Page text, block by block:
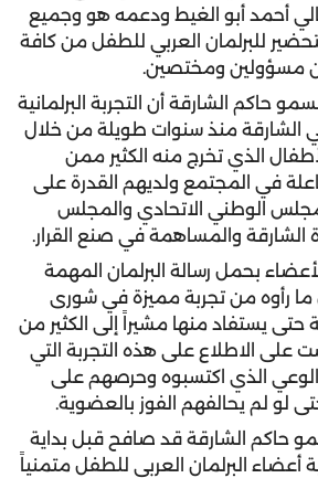
أحمد أبو الغيط ودعمه هو وجميع
للبرلمان العربي للطفل من كافة
من مسؤولين ومختصين.
حاكم الشارقة أن التجربة البرلمانية
الشارقة منذ سنوات طويلة من خلال
الذي تخرج منه الكثير ممن
في المجتمع ولديهم القدرة على
الوطني الاتحادي والمجلس
الشارقة والمساهمة في صنع القرار.
بحمل رسالة البرلمان المهمة
ما رأوه من تجربة مميزة في شورى
حتى يستفاد منها مشيراً إلى الكثير من
على الاطلاع على هذه التجربة التي
الذي اكتسبوه وحرصهم على
لو لم يحالفهم الفوز بالعضوية.
حاكم الشارقة قد صافح قبل بداية
أعضاء البرلمان العربي للطفل متمنياً